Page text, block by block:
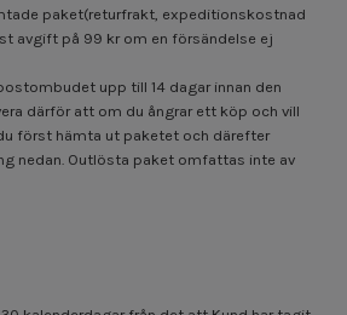
paket(returfrakt, expeditionskostnad
avgift på 99 kr om en försändelse ej
upp till 14 dagar innan den
därför att om du ångrar ett köp och vill
först hämta ut paketet och därefter
nedan. Outlösta paket omfattas inte av